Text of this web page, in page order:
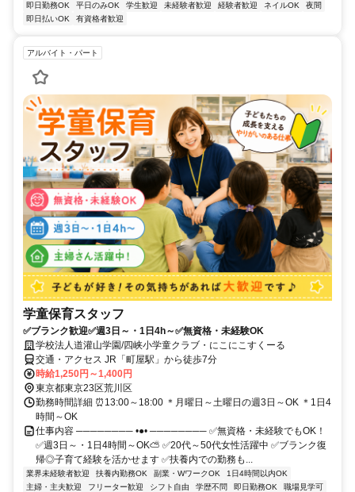
即日勤務OK
平日のみOK 学生歓迎 未経験者歓迎 経験者歓迎 ネイルOK
夜間
即日払いOK
有資格者歓迎
アルバイト・パート
学童保育スタッフ
✅ブランク歓迎✅週3日～・1日4h～✅無資格・未経験OK
学校法人道灌山学園/四峡小学童クラブ・にこにこすくーる
交通・アクセス JR「町屋駅」から徒歩7分
時給1,250円～1,400円
東京都東京23区荒川区
勤務時間詳細 ⏰13:00～18:00 ＊月曜日～土曜日の週3日～OK ＊1日4
時間～OK
仕事内容 ──────── •●• ──────── ✅無資格・未経験でもOK！
✅週3日～・1日4時間～OK⛅ ✅20代～50代女性活躍中 ✅ブランク復
帰◎子育て経験を活かせます ✅扶養内での勤務も...
業界未経験者歓迎 扶養内勤務OK 副業・WワークOK
1日4時間以内OK
主婦・主夫歓迎
フリーター歓迎 シフト自由 学歴不問 即日勤務OK
職場見学可